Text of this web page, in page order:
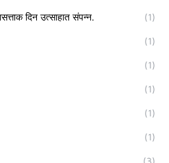
दिन उत्साहात संपन्न. (1)
(1)
(1)
(1)
(1)
(1)